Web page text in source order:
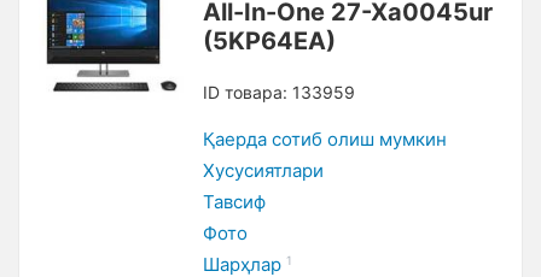
All-In-One 27-Xa0045ur
(5KP64EA)
ID товара: 133959
Қаерда сотиб олиш мумкин
Xусусиятлари
Тавсиф
Фото
Шарҳлар 1